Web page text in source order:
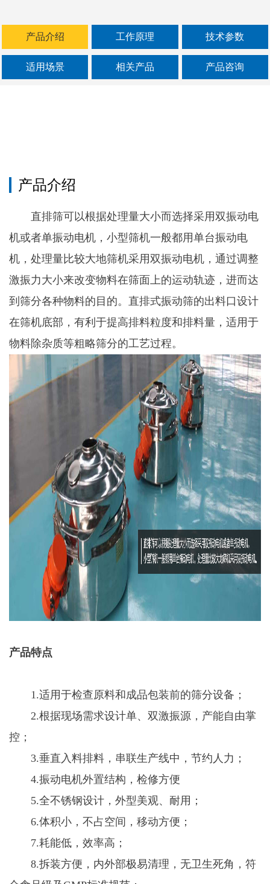
产品介绍 工作原理 技术参数
适用场景 相关产品 产品咨询
产品介绍
直排筛可以根据处理量大小而选择采用双振动电
机或者单振动电机，小型筛机一般都用单台振动电
机，处理量比较大地筛机采用双振动电机，通过调整
激振力大小来改变物料在筛面上的运动轨迹，进而达
到筛分各种物料的目的。直排式振动筛的出料口设计
在筛机底部，有利于提高排料粒度和排料量，适用于
物料除杂质等粗略筛分的工艺过程。
产品特点
1.适用于检查原料和成品包装前的筛分设备；
2.根据现场需求设计单、双激振源，产能自由掌
控；
3.垂直入料排料，串联生产线中，节约人力；
4.振动电机外置结构，检修方便
5.全不锈钢设计，外型美观、耐用；
6.体积小，不占空间，移动方便；
7.耗能低，效率高；
8.拆装方便，内外部极易清理，无卫生死角，符